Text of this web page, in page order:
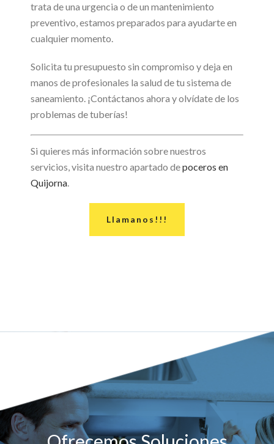
trata de una urgencia o de un mantenimiento
preventivo, estamos preparados para ayudarte en
cualquier momento.
Solicita tu presupuesto sin compromiso y deja en
manos de profesionales la salud de tu sistema de
saneamiento. ¡Contáctanos ahora y olvídate de los
problemas de tuberías!
Si quieres más información sobre nuestros
servicios, visita nuestro apartado depoceros en
Quijorna.
Llamanos!!!